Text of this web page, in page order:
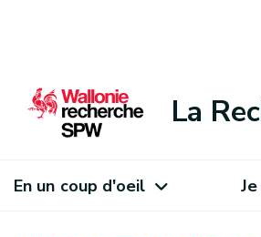
La
En un coup d'oeil